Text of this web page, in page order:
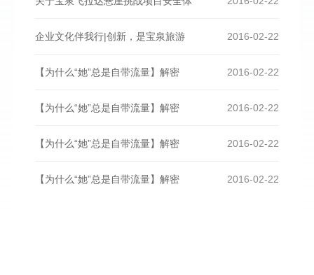
2016-02-22
企业文化伴我行|创新，是宝泉旅游
2016-02-22
【为什么“她”总是自带流量】解密
2016-02-22
【为什么“她”总是自带流量】解密
2016-02-22
【为什么“她”总是自带流量】解密
2016-02-22
【为什么“她”总是自带流量】解密